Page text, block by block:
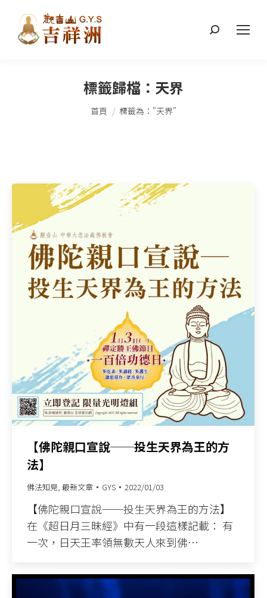
搜
標籤歸檔： 天界
您在這裡：
首頁 標籤為："天界"
【佛陀親口宣說──投生天界為王的方
法】
佛法知見, 最新文章 GYS 2022/01/03
【佛陀親口宣說──投生天界為王的方法】
在《超日月三昧經》中有一段這樣記載： 有
一次，日天王率領無數天人來到佛…